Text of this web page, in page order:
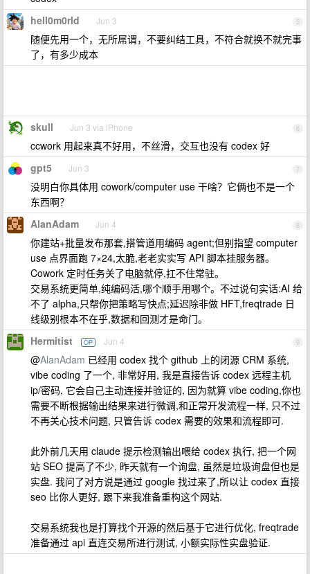
5
hell0m0rld Jun 3
随便先用一个，无所屌谓，不要纠结工具，不符合就换不就完事
了，有多少成本
6
skull Jun 3 via iPhone
ccwork 用起来真不好用，不丝滑，交互也没有 codex 好
7
gpt5 Jun 3
没明白你具体用 cowork/computer use 干啥？它俩也不是一个
东西啊？
8
AlanAdam Jun 4
你建站+批量发布那套,搭管道用编码 agent;但别指望 computer
use 点界面跑 7×24,太脆,老老实实写 API 脚本挂服务器。
Cowork 定时任务关了电脑就停,扛不住常驻。
交易系统更简单,纯编码活,哪个顺手用哪个。不过说句实话:AI 给
不了 alpha,只帮你把策略写快点;延迟除非做 HFT,freqtrade 日
线级别根本不在乎,数据和回测才是命门。
9
Hermitist OP Jun 4
@AlanAdam 已经用 codex 找个 github 上的闭源 CRM 系统,
vibe coding 了一个, 非常好用, 我是直接告诉 codex 远程主机
ip/密码, 它会自己主动连接并验证的, 因为就算 vibe coding,你也
需要不断根据输出结果来进行微调,和正常开发流程一样, 只不过
不再关心技术问题, 只管告诉 codex 需要的效果和流程即可.
此外前几天用 claude 提示检测输出喂给 codex 执行, 把一个网
站 SEO 提高了不少, 昨天就有一个询盘, 虽然是垃圾询盘但也是
实盘. 我问了对方说是通过 google 找过来了,所以让 codex 直接
seo 比你人更好, 跟下来我准备重构这个网站.
交易系统我也是打算找个开源的然后基于它进行优化, freqtrade
准备通过 api 直连交易所进行测试, 小额实际性实盘验证.